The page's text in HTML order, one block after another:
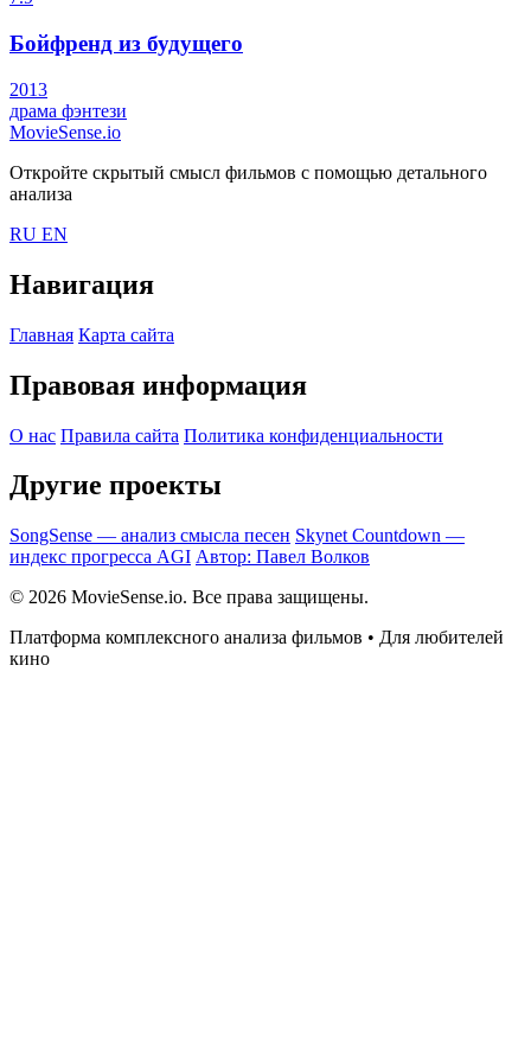
Бойфренд из будущего
2013
драма фэнтези
MovieSense.io
Откройте скрытый смысл фильмов с помощью детального
анализа
RU EN
Навигация
Главная Карта сайта
Правовая информация
О нас Правила сайта Политика конфиденциальности
Другие проекты
SongSense — анализ смысла песен Skynet Countdown —
индекс прогресса AGI Автор: Павел Волков
© 2026 MovieSense.io. Все права защищены.
Платформа комплексного анализа фильмов • Для любителей
кино